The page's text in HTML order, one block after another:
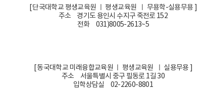
[ 단국대학교 평생교육원 ㅣ 평생교육원 ㅣ 무용학-실용무용 ]
주소 경기도 용인시 수지구 죽전로 152
전화 031)8005-2613~5
[ 동국대학교 미래융합교육원 ㅣ 평생교육원 ㅣ 실용무용 ]
주소 서울특별시 중구 필동로 1길 30
입학상담실 02-2260-8801